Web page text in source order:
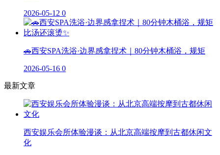
2026-05-12 0
🚗西安SPA洗浴·边界感拿捏术｜80分钟木桶浴，规矩
2026-05-16 0
最新文章
西安娱乐会所体验漫谈：从北京高端按摩到古都休闲文
化